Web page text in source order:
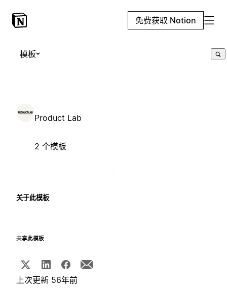
免费获取 Notion
模板
Product Lab
2 个模板
关于此模板
共享此模板
上次更新 56年前